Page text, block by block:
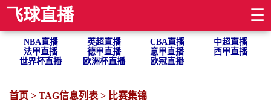
飞球直播 ☰
NBA直播 英超直播 CBA直播
中超直播
法甲直播
德甲直播 意甲直播
西甲直播
世界杯直播
欧洲杯直播 欧冠直播
首页 > TAG信息列表 > 比赛集锦